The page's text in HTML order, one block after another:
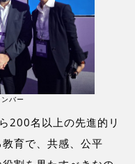
バー
200名以上の先進的リ
育で、共感、公平